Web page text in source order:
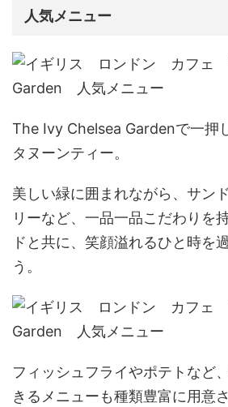
人気メニュー
The Ivy Chelsea Gardenで一押
タヌーンティー。
美しい緑に囲まれながら、サン
リーなど、一品一品こだわりを
ドと共に、笑顔溢れるひと時を
う。
フィッシュフライやポテトなど
きるメニューも種類豊富に用意